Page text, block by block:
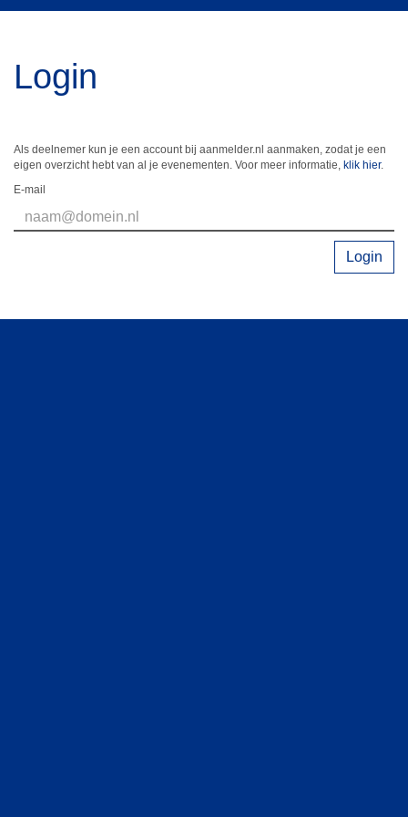
Login
Als deelnemer kun je een account bij aanmelder.nl aanmaken, zodat je een
eigen overzicht hebt van al je evenementen. Voor meer informatie, klik hier.
E-mail
Login